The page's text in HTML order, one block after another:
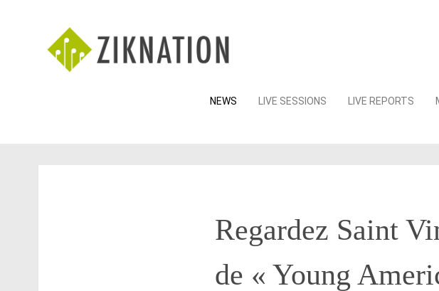
Skip
NEWS LIVE SESSIONS LIVE REPORTS
Regardez Saint
de « Young